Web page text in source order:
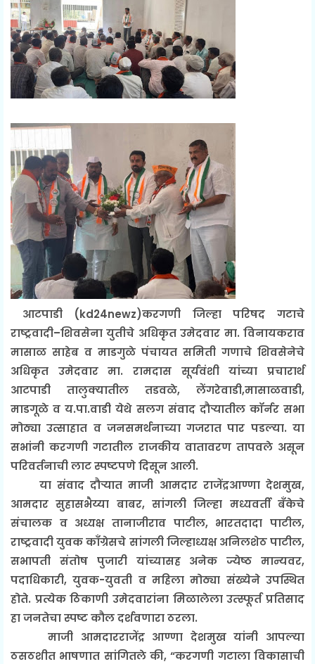
आटपाडी (kd24newz)करगणी जिल्हा परिषद गटाचे
राष्ट्रवादी–शिवसेना युतीचे अधिकृत उमेदवार मा. विनायकराव
मासाळ साहेब व माडगुळे पंचायत समिती गणाचे शिवसेनेचे
अधिकृत उमेदवार मा. रामदास सूर्यवंशी यांच्या प्रचारार्थ
आटपाडी तालुक्यातील तडवळे, लेंगरेवाडी,मासाळवाडी,
माडगूळे व य.पा.वाडी येथे सलग संवाद दौर्‍यातील कॉर्नर सभा
मोठ्या उत्साहात व जनसमर्थनाच्या गजरात पार पडल्या. या
सभांनी करगणी गटातील राजकीय वातावरण तापवले असून
परिवर्तनाची लाट स्पष्टपणे दिसून आली.
या संवाद दौर्‍यात माजी आमदार राजेंद्रआण्णा देशमुख,
आमदार सुहासभैय्या बाबर, सांगली जिल्हा मध्यवर्ती बँकेचे
संचालक व अध्यक्ष तानाजीराव पाटील, भारतदादा पाटील,
राष्ट्रवादी युवक काँग्रेसचे सांगली जिल्हाध्यक्ष अनिलशेठ पाटील,
सभापती संतोष पुजारी यांच्यासह अनेक ज्येष्ठ मान्यवर,
पदाधिकारी, युवक-युवती व महिला मोठ्या संख्येने उपस्थित
होते. प्रत्येक ठिकाणी उमेदवारांना मिळालेला उत्स्फूर्त प्रतिसाद
हा जनतेचा स्पष्ट कौल दर्शवणारा ठरला.
माजी आमदारराजेंद्र आण्णा देशमुख यांनी आपल्या
ठसठशीत भाषणात सांगितले की, “करगणी गटाला विकासाची